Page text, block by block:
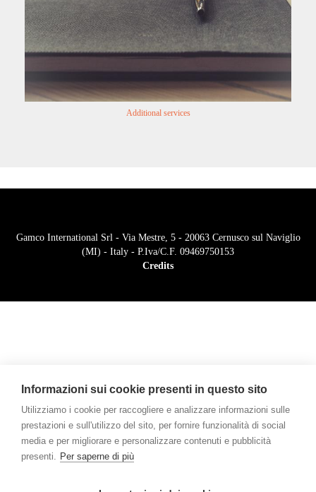
Additional services
Gamco International Srl - Via Mestre, 5 - 20063 Cernusco sul Naviglio
(MI) - Italy - P.Iva/C.F. 09469750153
Credits
Informazioni sui cookie presenti in questo sito
Utilizziamo i cookie per raccogliere e analizzare informazioni sulle
prestazioni e sull'utilizzo del sito, per fornire funzionalità di social
media e per migliorare e personalizzare contenuti e pubblicità
presenti. Per saperne di più